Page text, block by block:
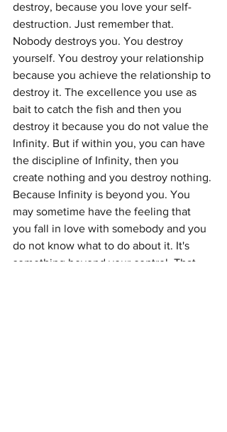
destroy, because you love your self-
destruction. Just remember that.
Nobody destroys you. You destroy
yourself. You destroy your relationship
because you achieve the relationship to
destroy it. The excellence you use as
bait to catch the fish and then you
destroy it because you do not value the
Infinity. But if within you, you can have
the discipline of Infinity, then you
create nothing and you destroy nothing.
Because Infinity is beyond you. You
may sometime have the feeling that
you fall in love with somebody and you
do not know what to do about it. It's
something beyond your control. That